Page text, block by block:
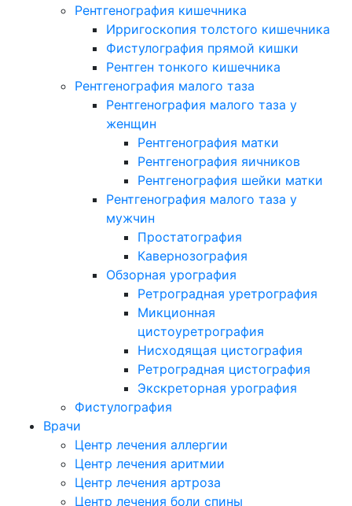
Рентгенография кишечника
Ирригоскопия толстого кишечника
Фистулография прямой кишки
Рентген тонкого кишечника
Рентгенография малого таза
Рентгенография малого таза у
женщин
Рентгенография матки
Рентгенография яичников
Рентгенография шейки матки
Рентгенография малого таза у
мужчин
Простатография
Кавернозография
Обзорная урография
Ретроградная уретрография
Микционная
цистоуретрография
Нисходящая цистография
Ретроградная цистография
Экскреторная урография
Фистулография
Врачи
Центр лечения аллергии
Центр лечения аритмии
Центр лечения артроза
Центр лечения боли спины